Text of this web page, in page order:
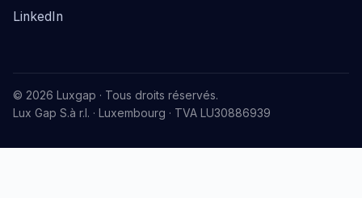
LinkedIn
© 2026 Luxgap · Tous droits réservés.
Lux Gap S.à r.l. · Luxembourg · TVA LU30886939